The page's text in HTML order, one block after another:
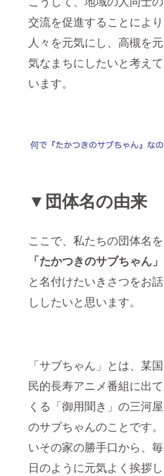
交流を促進することにより
人々を元気にし、高槻を元
気なまちにしたいと考えて
います。
▼団体名の由来
ここで、私たちの団体名を
「たかつきのサブちゃん」
と名付けたいきさつをお話
ししたいと思います。
「サブちゃん」とは、某国
民的長寿アニメ番組に出て
くる「御用聞き」の三河屋
のサブちゃんのことです。
いその家の勝手口から、毎
日のように元気よく挨拶し